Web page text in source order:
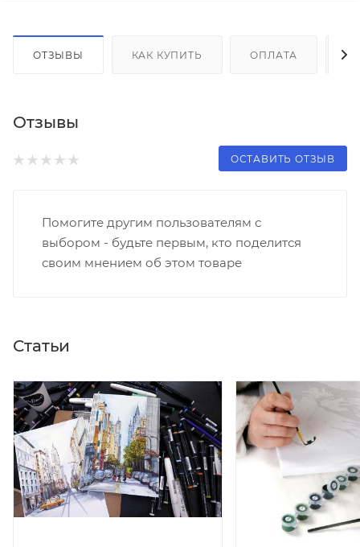
ОТЗЫВЫ КАК КУПИТЬ ОПЛАТА
Отзывы
ОСТАВИТЬ ОТЗЫВ
Помогите другим пользователям с
выбором - будьте первым, кто поделится
своим мнением об этом товаре
Статьи